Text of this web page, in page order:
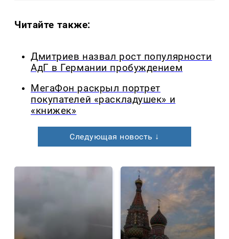
Читайте также:
Дмитриев назвал рост популярности
АдГ в Германии пробуждением
МегаФон раскрыл портрет
покупателей «раскладушек» и
«книжек»
Следующая новость ↓